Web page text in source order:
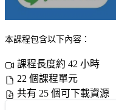
本課程包含以下內容：
課程長度約 42 小時
22 個課程單元
共有 25 個可下載資源